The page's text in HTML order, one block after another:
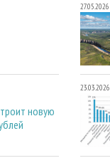
новую
27.05.2026
23.03.2026